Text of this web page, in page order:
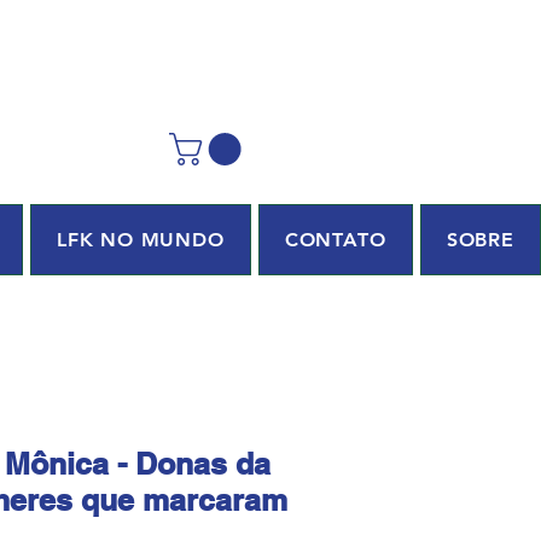
LFK NO MUNDO CONTATO SOBRE
- Donas da
que marcaram